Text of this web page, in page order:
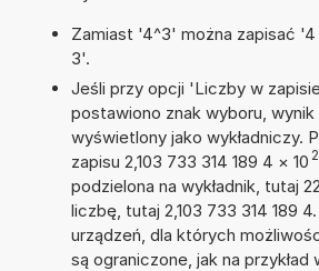
Zamiast '4^3' można zapisać
3'.
Jeśli przy opcji 'Liczby w
postawiono znak wyboru,
wyświetlony jako wykładniczy.
zapisu 2,103 733 314 189 4 × 10
podzielona na wykładnik, tutaj
liczbę, tutaj 2,103 733 314 189
urządzeń, dla których
są ograniczone, jak na przykład